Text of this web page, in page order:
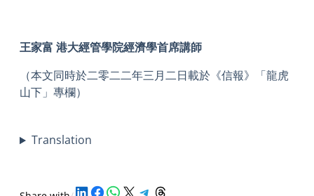
王家富 港大經管學院經濟學首席講師
（本文同時於二零二二年三月二日載於《信報》「龍虎
山下」專欄）
Translation
Share on LinkedIn Share on Facebook Share on WhatsApp Share on X Share on Telegram Share on Threads